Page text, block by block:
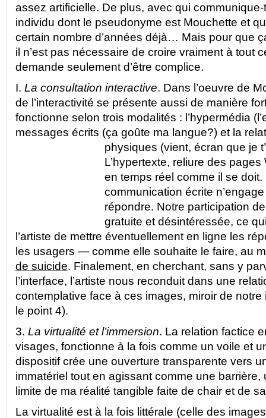
assez artificielle. De plus, avec qui
individu dont le pseudonyme est Mouchette et
certain nombre d’années déjà… Mais pour que
il n’est pas nécessaire de croire vraiment à tout
demande seulement d’être complice.
I. La consultation interactive. Dans l’oeuvre de
de l’interactivité se présente aussi de manière
fonctionne selon trois modalités : l’hypermédia
messages écrits (ça goûte ma langue?) et la
physiques (vient, écran que je
L’hypertexte, reliure des
en temps réel comme il se doit.
communication écrite n’engage
répondre. Notre participation
gratuite et désintéressée, ce
l’artiste de mettre éventuellement en ligne les
les usagers — comme elle souhaite le faire, au
de suicide. Finalement, en cherchant, sans y
l’interface, l’artiste nous reconduit dans une
contemplative face à ces images, miroir de notre
le point 4).
3. La virtualité et l’immersion. La relation factice
visages, fonctionne à la fois comme un voile et
dispositif crée une ouverture transparente vers
immatériel tout en agissant comme une barrière,
limite de ma réalité tangible faite de chair et de
La virtualité est à la fois littérale (celle des images